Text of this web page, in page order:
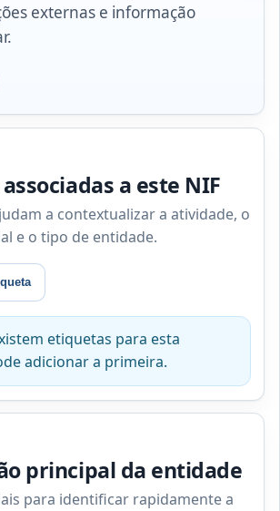
externas e informação
a este NIF
a contextualizar a atividade, o
e o tipo de entidade.
etiquetas para esta
adicionar a primeira.
principal da entidade
para identificar rapidamente a